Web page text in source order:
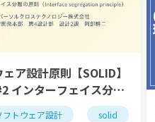
原則
ア設計原則【SOLID】
インターフェイス分離
フトウェア設計 solid